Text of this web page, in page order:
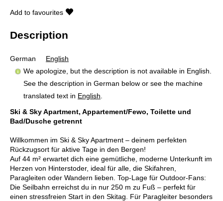
Add to favourites
Description
German
English
We apologize, but the description is not available in English.
See the description in German below or see the machine
translated text in English
Ski & Sky Apartment, Appartement/Fewo, Toilette und
Bad/Dusche getrennt
Willkommen im Ski & Sky Apartment – deinem perfekten
Rückzugsort für aktive Tage in den Bergen!
Auf 44 m² erwartet dich eine gemütliche, moderne Unterkunft im
Herzen von Hinterstoder, ideal für alle, die Skifahren,
Paragleiten oder Wandern lieben. Top-Lage für Outdoor-Fans:
Die Seilbahn erreichst du in nur 250 m zu Fuß – perfekt für
einen stressfreien Start in den Skitag. Für Paragleiter besonders